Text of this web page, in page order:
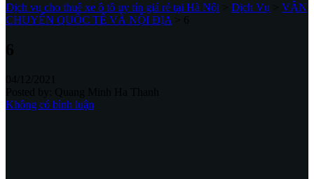
Dịch vụ cho thuê xe ô tô uy tín giá rẻ tại Hà Nội Dịch Vụ
VẬN
CHUYỂN QUỐC TẾ VÀ NỘI ĐỊA
Không có bình luận